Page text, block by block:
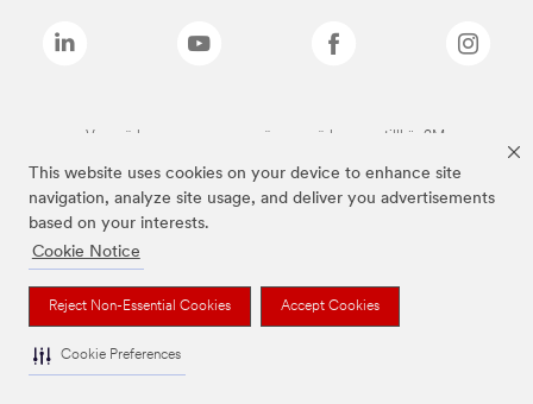
This website uses cookies on your device to enhance site
navigation, analyze site usage, and deliver you advertisements
based on your interests.
Cookie Notice
Reject Non-Essential Cookies Accept Cookies
Cookie Preferences
Varumärken som anges ovan är varumärken som tillhör 3M.